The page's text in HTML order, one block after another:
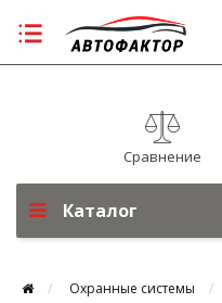
Сравнение
Каталог
Охранные системы